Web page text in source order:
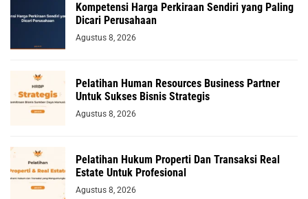
Kompetensi Harga Perkiraan Sendiri yang Paling
Dicari Perusahaan
Agustus 8, 2026
Pelatihan Human Resources Business Partner
Untuk Sukses Bisnis Strategis
Agustus 8, 2026
Pelatihan Hukum Properti Dan Transaksi Real
Estate Untuk Profesional
Agustus 8, 2026